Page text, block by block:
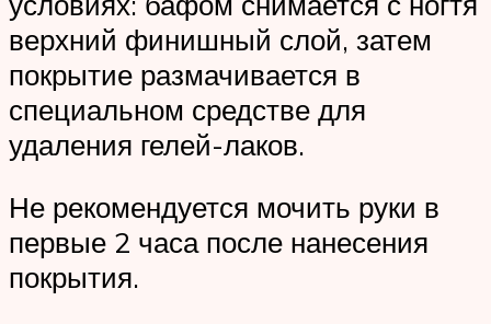
верхний финишный слой, затем
покрытие размачивается в
специальном средстве для
удаления гелей-лаков.
Не рекомендуется мочить руки в
первые 2 часа после нанесения
покрытия.